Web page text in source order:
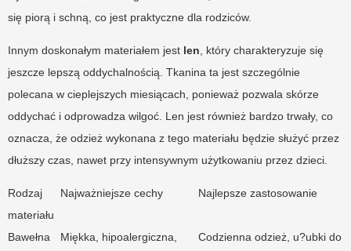
się piorą i schną, co jest praktyczne dla rodziców.
Innym doskonałym materiałem jest len , który charakteryzuje się
jeszcze lepszą oddychalnością. Tkanina ta jest szczególnie
polecana w cieplejszych miesiącach, ponieważ pozwala skórze
oddychać i odprowadza wilgoć. Len jest również bardzo trwały, co
oznacza, że odzież wykonana z tego materiału będzie służyć przez
dłuższy czas, nawet przy intensywnym użytkowaniu przez dzieci.
Rodzaj
materiału
Najważniejsze cechy Najlepsze zastosowanie
Bawełna
Miękka, hipoalergiczna,
Codzienna odzież, u?ubki do